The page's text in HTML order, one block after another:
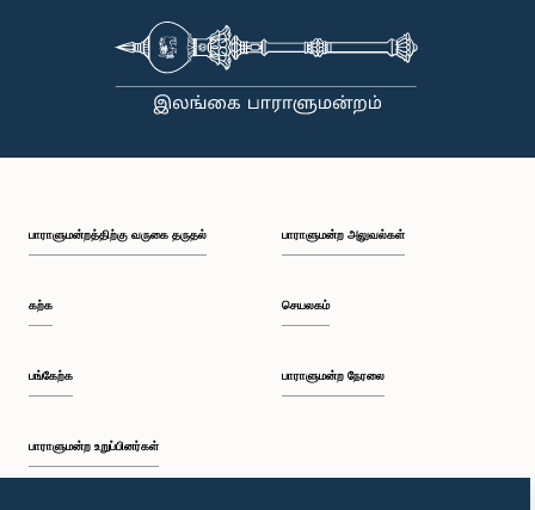
பாராளுமன்றத்திற்கு வருகை தருதல்
கற்க
பங்கேற்க
பாராளுமன்ற உறுப்பினர்கள்
பாராளுமன்ற அலுவல்கள்
செயலகம்
பாராளுமன்ற நேரலை